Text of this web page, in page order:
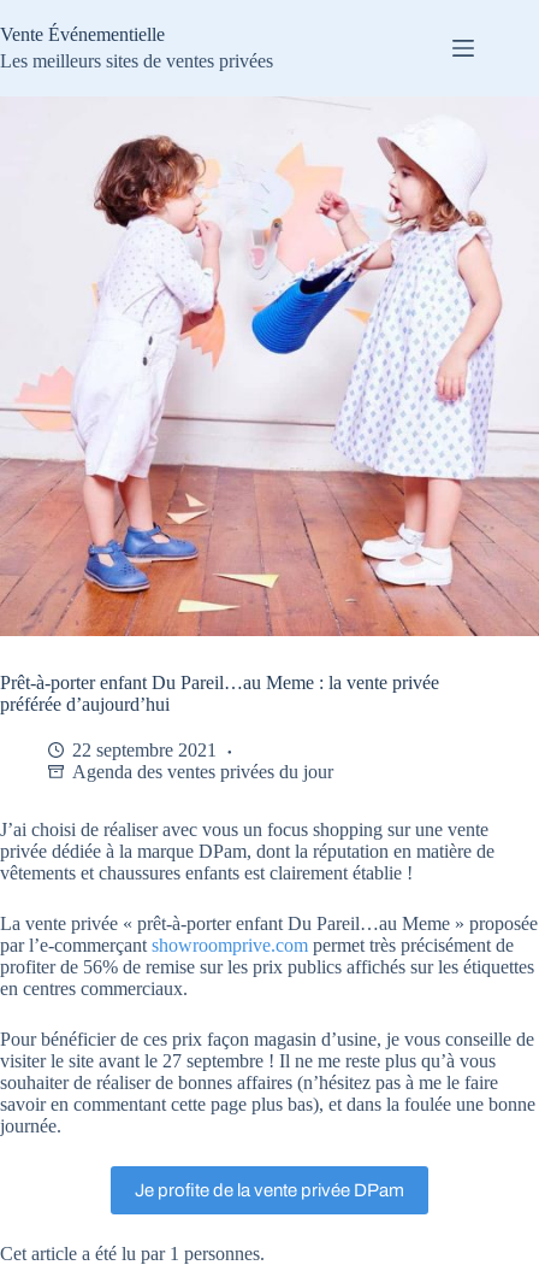
au
contenu
Vente Événementielle
Les meilleurs sites de ventes privées
Prêt-à-porter enfant Du Pareil…au Meme : la vente privée
préférée d’aujourd’hui
22 septembre 2021
Agenda des ventes privées du jour
J’ai choisi de réaliser avec vous un focus shopping sur une vente
privée dédiée à la marque DPam, dont la réputation en matière de
vêtements et chaussures enfants est clairement établie !
La vente privée « prêt-à-porter enfant Du Pareil…au Meme » proposée
par l’e-commerçant showroomprive.com permet très précisément de
profiter de 56% de remise sur les prix publics affichés sur les étiquettes
en centres commerciaux.
Pour bénéficier de ces prix façon magasin d’usine, je vous conseille de
visiter le site avant le 27 septembre ! Il ne me reste plus qu’à vous
souhaiter de réaliser de bonnes affaires (n’hésitez pas à me le faire
savoir en commentant cette page plus bas), et dans la foulée une bonne
journée.
Je profite de la vente privée DPam
Cet article a été lu par 1 personnes.